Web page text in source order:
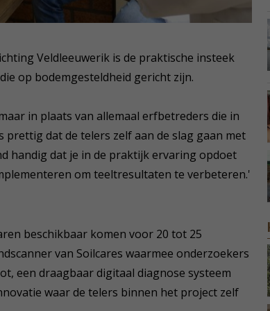
Veldleeuwerik is de praktische insteek
op bodemgesteldheid gericht zijn.
in plaats van allemaal erfbetreders die in
prettig dat de telers zelf aan de slag gaan met
handig dat je in de praktijk ervaring opdoet
om teeltresultaten te verbeteren.'
beschikbaar komen voor 20 tot 25
van Soilcares waarmee onderzoekers
een draagbaar digitaal diagnose systeem
waar de telers binnen het project zelf